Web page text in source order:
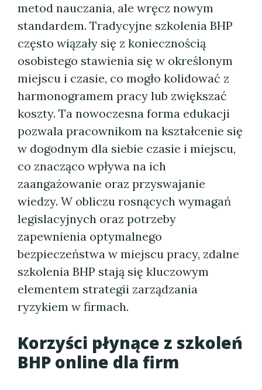
metod nauczania, ale wręcz nowym
standardem. Tradycyjne szkolenia BHP
często wiązały się z koniecznością
osobistego stawienia się w określonym
miejscu i czasie, co mogło kolidować z
harmonogramem pracy lub zwiększać
koszty. Ta nowoczesna forma edukacji
pozwala pracownikom na kształcenie się
w dogodnym dla siebie czasie i miejscu,
co znacząco wpływa na ich
zaangażowanie oraz przyswajanie
wiedzy. W obliczu rosnących wymagań
legislacyjnych oraz potrzeby
zapewnienia optymalnego
bezpieczeństwa w miejscu pracy, zdalne
szkolenia BHP stają się kluczowym
elementem strategii zarządzania
ryzykiem w firmach.
Korzyści płynące z szkoleń
BHP online dla firm